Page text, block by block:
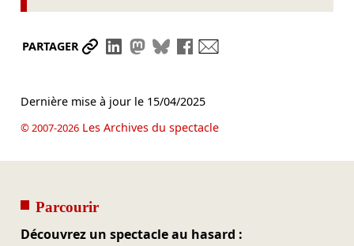
PARTAGER Partager le lien
Partager sur LinkedIn
Partager sur Mastodon
Partager sur Bluesky
Partager sur Facebook
Dernière mise à jour le 15/04/2025
© 2007-2026Les Archives du spectacle
Parcourir
Découvrez un spectacle au hasard :